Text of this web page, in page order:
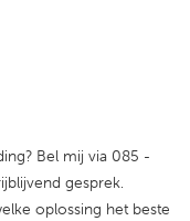
Bel mij via 085 -
gesprek.
oplossing het beste